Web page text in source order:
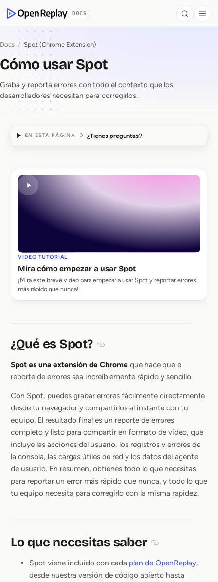
OpenReplay
DOCS Search
Docs / Spot (Chrome Extension)
Cómo usar Spot
Graba y reporta errores con todo el contexto que los
desarrolladores necesitan para corregirlos.
EN ESTA PÁGINA ¿Tienes preguntas?
Cómo usar Spot
VIDEO TUTORIAL
Mira cómo empezar a usar Spot
¡Mira este breve video para empezar a usar Spot y reportar errores
más rápido que nunca!
¿Qué es Spot?
Spot es una extensión de Chrome que hace que el
reporte de errores sea increíblemente rápido y sencillo.
Con Spot, puedes grabar errores fácilmente directamente
desde tu navegador y compartirlos al instante con tu
equipo. El resultado final es un reporte de errores
completo y listo para compartir en formato de video, que
incluye las acciones del usuario, los registros y errores de
la consola, las cargas útiles de red y los datos del agente
de usuario. En resumen, obtienes todo lo que necesitas
para reportar un error más rápido que nunca, y todo lo que
tu equipo necesita para corregirlo con la misma rapidez.
Lo que necesitas saber
Spot viene incluido con cada plan de OpenReplay,
desde nuestra versión de código abierto hasta